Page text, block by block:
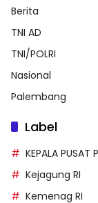
Berita
TNI AD
TNI/POLRI
Nasional
Palembang
Label
KEPALA PUSAT
Kejagung RI
Kemenag RI